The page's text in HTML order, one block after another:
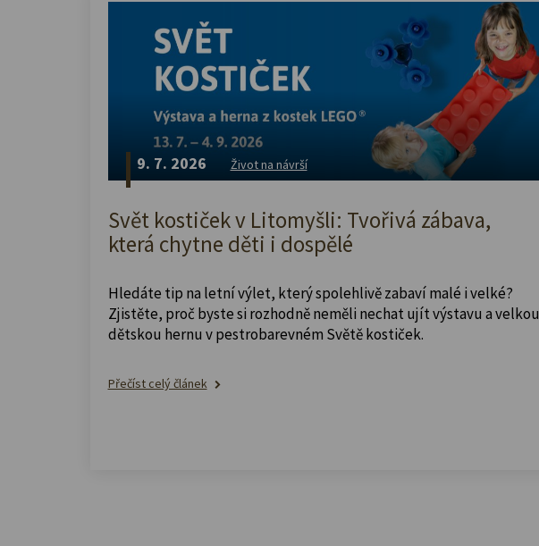
9. 7. 2026 Život na návrší
Svět kostiček v Litomyšli: Tvořivá zábava,
která chytne děti i dospělé
Hledáte tip na letní výlet, který spolehlivě zabaví malé i velké?
Zjistěte, proč byste si rozhodně neměli nechat ujít výstavu a velkou
dětskou hernu v pestrobarevném Světě kostiček.
Přečíst celý článek